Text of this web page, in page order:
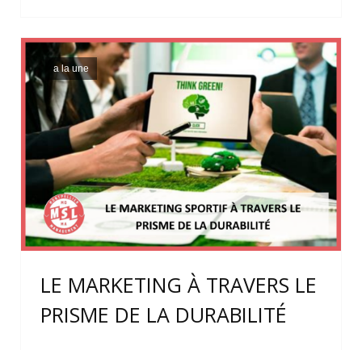
a la une
LE MARKETING À TRAVERS LE
PRISME DE LA DURABILITÉ